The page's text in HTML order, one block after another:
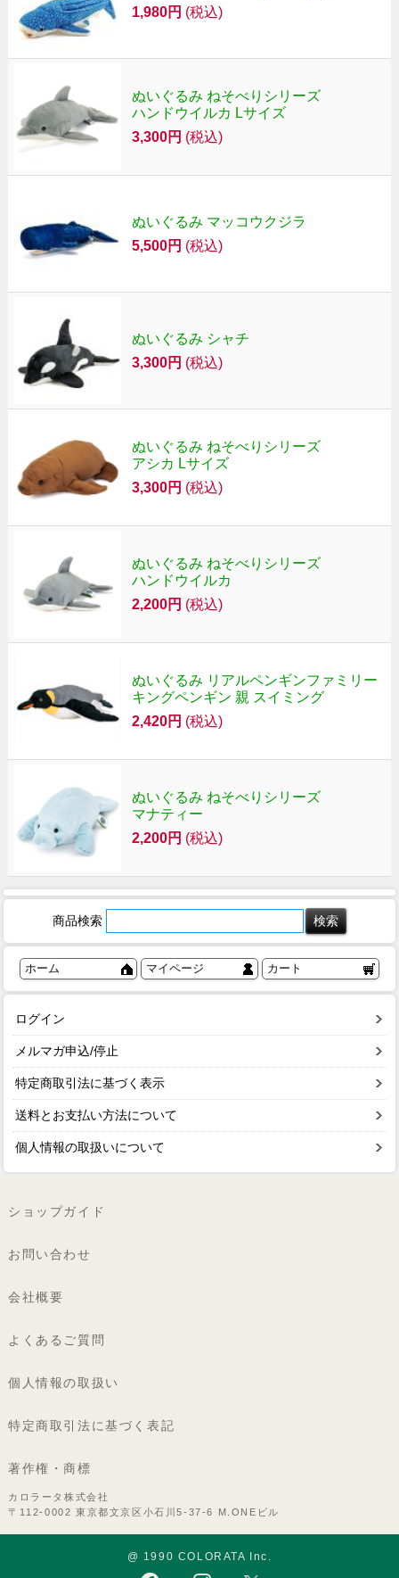
1,980円 (税込)
ぬいぐるみ ねそべりシリーズ
ハンドウイルカ Lサイズ
3,300円 (税込)
ぬいぐるみ マッコウクジラ
5,500円 (税込)
ぬいぐるみ シャチ
3,300円 (税込)
ぬいぐるみ ねそべりシリーズ
アシカ Lサイズ
3,300円 (税込)
ぬいぐるみ ねそべりシリーズ
ハンドウイルカ
2,200円 (税込)
ぬいぐるみ リアルペンギンファミリー
キングペンギン 親 スイミング
2,420円 (税込)
ぬいぐるみ ねそべりシリーズ
マナティー
2,200円 (税込)
商品検索
ホーム マイページ カート
ログイン
メルマガ申込/停止
特定商取引法に基づく表示
送料とお支払い方法について
個人情報の取扱いについて
ショップガイド
お問い合わせ
会社概要
よくあるご質問
個人情報の取扱い
特定商取引法に基づく表記
著作権・商標
カロラータ株式会社
〒112-0002 東京都文京区小石川5-37-6 M.ONEビル
@ 1990 COLORATA Inc.